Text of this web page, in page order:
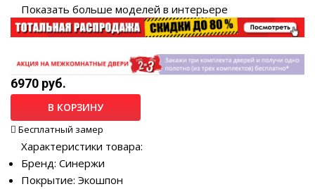
Показать больше моделей в интерьере
6970 руб.
В КОРЗИНУ
Бесплатный замер
Характеристики товара:
Бренд: Синержи
Покрытие: Экошпон